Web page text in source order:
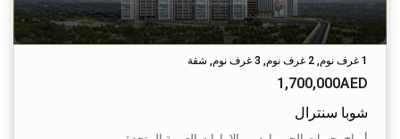
1 غرف نوم, 2 غرف نوم, 3 غرف نوم, شقة
1,700,000AED
شوبا سنترال